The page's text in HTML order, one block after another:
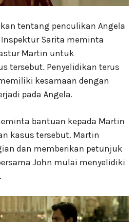
tentang penculikan Angela
Sarita meminta
Martin untuk
tersebut. Penyelidikan terus
kesamaan dengan
pada Angela.
bantuan kepada Martin
kasus tersebut. Martin
dan memberikan petunjuk
John mulai menyelidiki